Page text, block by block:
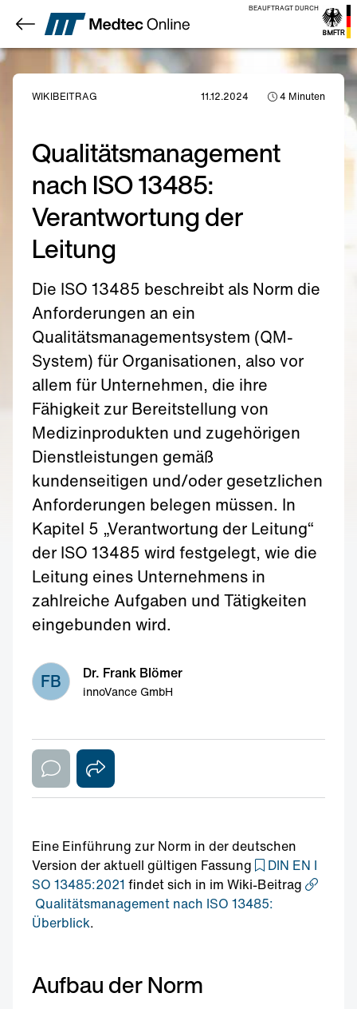
BEAUFTRAGT DURCH
WIKIBEITRAG 11.12.2024 4 Minuten
Qualitätsmanagement
nach ISO 13485:
Verantwortung der
Leitung
Die ISO 13485 beschreibt als Norm die
Anforderungen an ein
Qualitätsmanagementsystem (QM-
System) für Organisationen, also vor
allem für Unternehmen, die ihre
Fähigkeit zur Bereitstellung von
Medizinprodukten und zugehörigen
Dienstleistungen gemäß
kundenseitigen und/oder gesetzlichen
Anforderungen belegen müssen. In
Kapitel 5 „Verantwortung der Leitung“
der ISO 13485 wird festgelegt, wie die
Leitung eines Unternehmens in
zahlreiche Aufgaben und Tätigkeiten
eingebunden wird.
FB Dr. Frank Blömer
innoVance GmbH
Eine Einführung zur Norm in der deutschen
Version der aktuell gültigen Fassung
DIN EN I
SO 13485:2021 findet sich in im Wiki-Beitrag
Qualitätsmanagement nach ISO 13485:
Überblick.
Aufbau der Norm